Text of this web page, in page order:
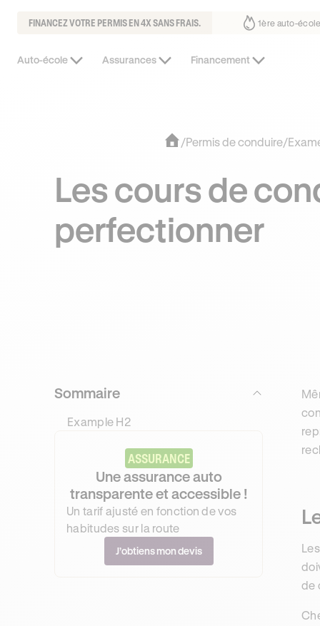
FINANCEZ VOTRE PERMIS EN 4X SANS FRAIS.
fait déjà confiance 30% moins chère que l’auto-école de votre
Auto-école Assurances Financement
/Permis de conduire/
Les cours de
perfectionner
Sommaire
Example H2
ASSURANCE
Une assurance auto
transparente et accessible !
Un tarif ajusté en fonction de vos
habitudes sur la route
J’obtiens mon devis
de